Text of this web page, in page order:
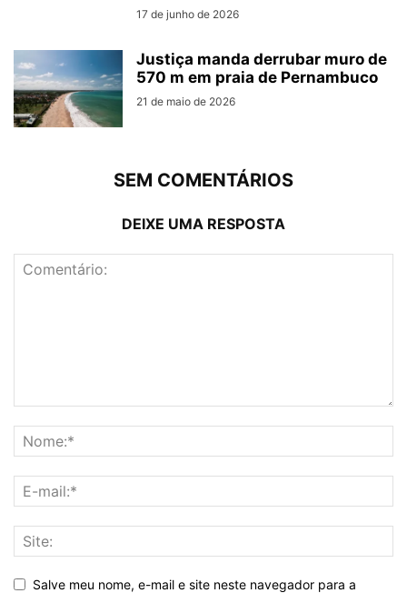
17 de junho de 2026
Justiça manda derrubar muro de
570 m em praia de Pernambuco
21 de maio de 2026
SEM COMENTÁRIOS
DEIXE UMA RESPOSTA
Salve meu nome, e-mail e site neste navegador para a